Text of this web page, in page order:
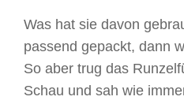
Was hat sie davon
passend gepackt, dann
So aber trug das
Schau und sah wie